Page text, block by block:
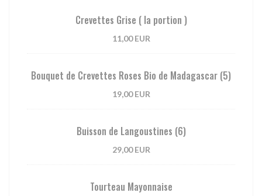
Crevettes Grise ( la portion )
11,00 EUR
Bouquet de Crevettes Roses Bio de Madagascar (5)
19,00 EUR
Buisson de Langoustines (6)
29,00 EUR
Tourteau Mayonnaise